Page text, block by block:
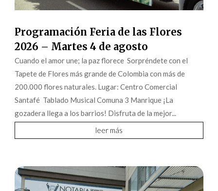
Programación Feria de las Flores
2026 – Martes 4 de agosto
Cuando el amor une; la paz florece Sorpréndete con el
Tapete de Flores más grande de Colombia con más de
200.000 flores naturales. Lugar: Centro Comercial
Santafé Tablado Musical Comuna 3 Manrique ¡La
gozadera llega a los barrios! Disfruta de la mejor...
leer más